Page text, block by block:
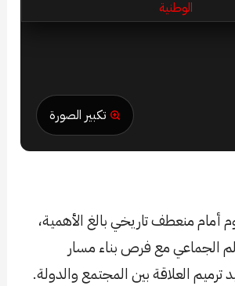
تكبير الصورة
أمام منعطف تاريخي بالغ الأهمية،
الجماعي مع فرص بناء مسار
العلاقة بين المجتمع والدولة.